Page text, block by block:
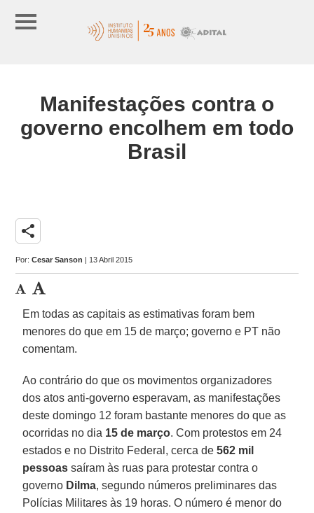
Manifestações contra o
governo encolhem em todo
Brasil
share
Por:Cesar Sanson | 13 Abril 2015
Em todas as capitais as estimativas foram bem
menores do que em 15 de março; governo e PT não
comentam.
Ao contrário do que os movimentosorganizadores
dos atos anti-governo esperavam, as manifestações
deste domingo 12 foram bastante menores do que as
ocorridas nodia 15 de março. Com protestos em 24
estados e no Distrito Federal, cerca de562 mil
pessoassaíram às ruas para protestar contra o
governo Dilma, segundo números preliminares das
Polícias Militares às 19 horas. O número é menor do